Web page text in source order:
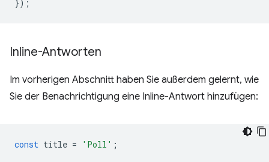
});
Inline-Antworten
Im vorherigen Abschnitt haben Sie außerdem gelernt, wie
Sie der Benachrichtigung eine Inline-Antwort hinzufügen:
const title = 'Poll' ;